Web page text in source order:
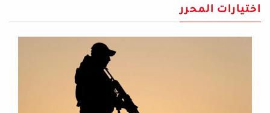
اختيارات المحرر